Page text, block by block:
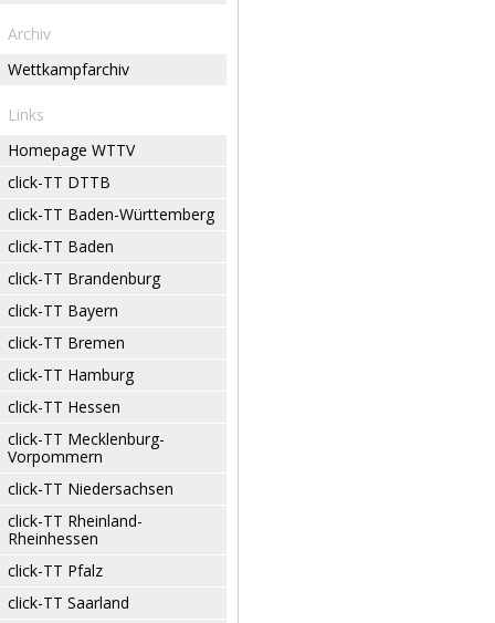
Archiv
Wettkampfarchiv
Links
Homepage WTTV
click-TT DTTB
click-TT Baden-Württemberg
click-TT Baden
click-TT Brandenburg
click-TT Bayern
click-TT Bremen
click-TT Hamburg
click-TT Hessen
click-TT Mecklenburg-
Vorpommern
click-TT Niedersachsen
click-TT Rheinland-
Rheinhessen
click-TT Pfalz
click-TT Saarland